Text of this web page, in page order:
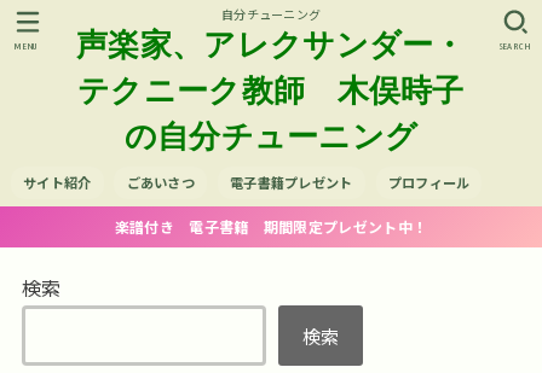
自分チューニング
声楽家、アレクサンダー・
テクニーク教師 木俣時子
の自分チューニング
サイト紹介 ごあいさつ 電子書籍プレゼント プロフィール
SEARCH
MENU
楽譜付き 電子書籍 期間限定プレゼント中！
検索
検索